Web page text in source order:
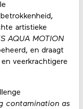
artistieke
AQUA MOTION
en draagt
veerkrachtigere
contamination as